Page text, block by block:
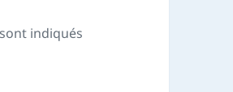
indiqués